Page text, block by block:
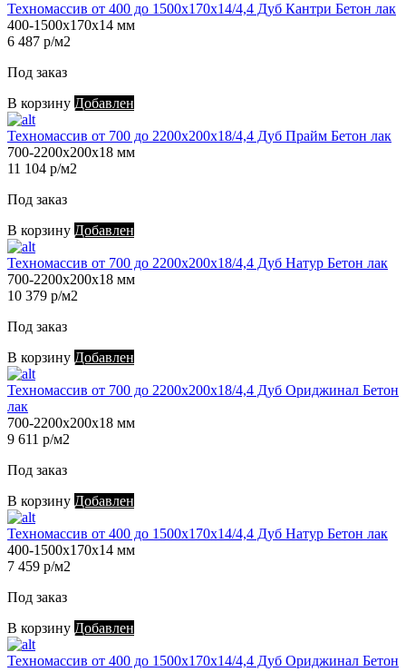
Техномассив от 400 до 1500х170х14/4,4 Дуб Кантри Бетон лак
400-1500х170х14 мм
6 487 р/м2
Под заказ
В корзину Добавлен
Техномассив от 700 до 2200х200х18/4,4 Дуб Прайм Бетон лак
700-2200х200х18 мм
11 104 р/м2
Под заказ
В корзину Добавлен
Техномассив от 700 до 2200х200х18/4,4 Дуб Натур Бетон лак
700-2200х200х18 мм
10 379 р/м2
Под заказ
В корзину Добавлен
Техномассив от 700 до 2200х200х18/4,4 Дуб Ориджинал Бетон
лак
700-2200х200х18 мм
9 611 р/м2
Под заказ
В корзину Добавлен
Техномассив от 400 до 1500х170х14/4,4 Дуб Натур Бетон лак
400-1500х170х14 мм
7 459 р/м2
Под заказ
В корзину Добавлен
Техномассив от 400 до 1500х170х14/4,4 Дуб Ориджинал Бетон